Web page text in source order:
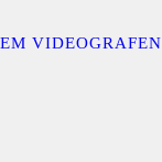
VIDEOGRAFEN